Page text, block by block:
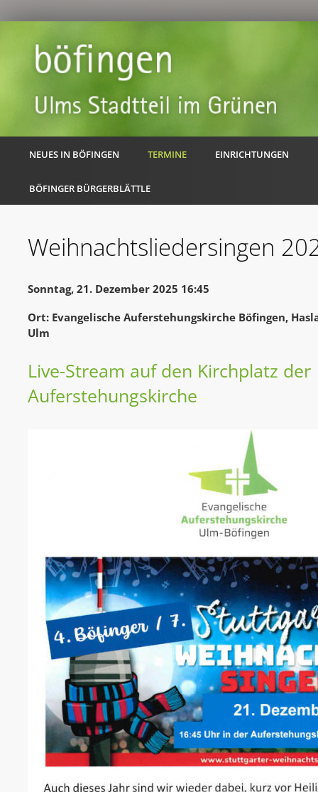
NEUES IN BÖFINGEN TERMINE EINRICHTUNGEN
BÖFINGER BÜRGERBLÄTTLE
Weihnachtsliedersingen
Sonntag, 21. Dezember 2025 16:45
Ort: Evangelische Auferstehungskirche Böfingen,
Ulm
Live-Stream auf den Kirchplatz der
Auferstehungskirche